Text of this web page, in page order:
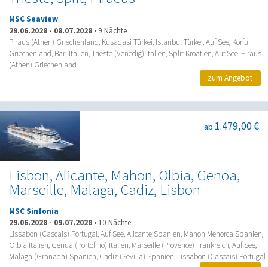
MSC Seaview
29.06.2028 - 08.07.2028 • 9 Nächte
Piräus (Athen) Griechenland, Kusadasi Türkei, Istanbul Türkei, Auf See, Korfu
Griechenland, Bari Italien, Trieste (Venedig) Italien, Split Kroatien, Auf See, Piräus
(Athen) Griechenland
zum Angebot
Lisbon, Alicante, Mahon, Olbia, Genoa,
Marseille, Malaga, Cadiz, Lisbon
ab 1.479,00 €
MSC Sinfonia
29.06.2028 - 09.07.2028 • 10 Nächte
Lissabon (Cascais) Portugal, Auf See, Alicante Spanien, Mahon Menorca Spanien,
Olbia Italien, Genua (Portofino) Italien, Marseille (Provence) Frankreich, Auf See,
Malaga (Granada) Spanien, Cadiz (Sevilla) Spanien, Lissabon (Cascais) Portugal